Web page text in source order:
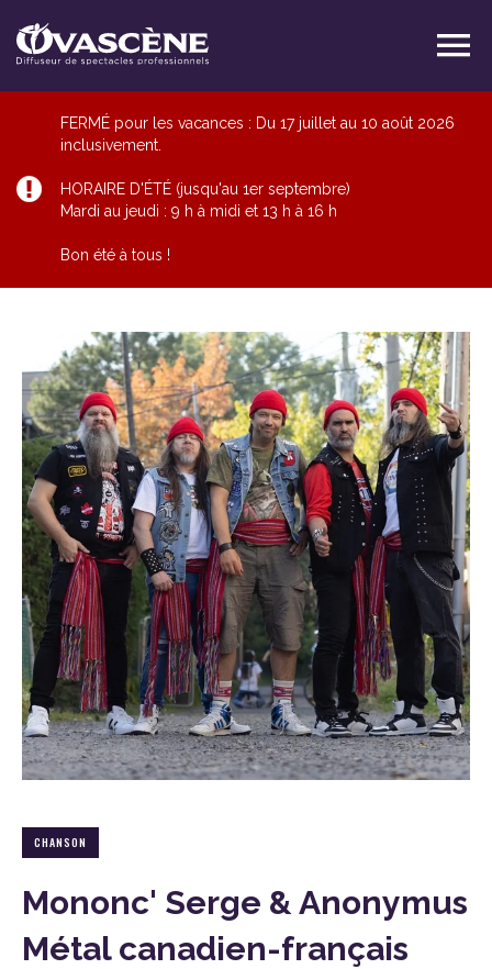
FERMÉ pour les vacances : Du 17 juillet au 10 août 2026
inclusivement.
HORAIRE D'ÉTÉ (jusqu'au 1er septembre)
Mardi au jeudi : 9 h à midi et 13 h à 16 h
Bon été à tous !
CHANSON
Mononc' Serge & Anonymus
Métal canadien-français